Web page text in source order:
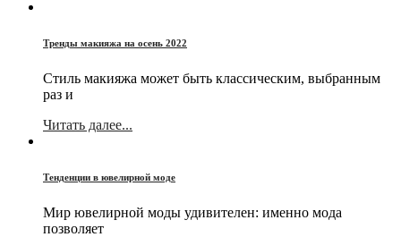
Тренды макияжа на осень 2022
Стиль макияжа может быть классическим, выбранным
раз и
Читать далее...
Тенденции в ювелирной моде
Мир ювелирной моды удивителен: именно мода
позволяет